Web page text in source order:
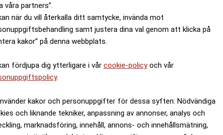
våra partners”.
när du vill återkalla ditt samtycke, invända mot
samt justera dina val genom att klicka på
kakor” på denna webbplats.
fördjupa dig ytterligare i vår cookie-policyoch vår
.
kakor och personuppgifter för dessa syften: Nödvändiga
och liknande tekniker, anpassning av annonser, analys och
marknadsföring, innehåll, annons- och innehållsmätning,